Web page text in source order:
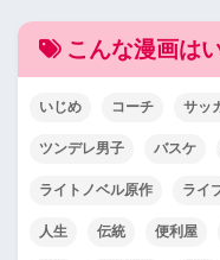
こんな漫画は
いじめ コーチ サッ
ツンデレ男子 バスケ
ライトノベル原作 ライ
人生 伝統 便利屋